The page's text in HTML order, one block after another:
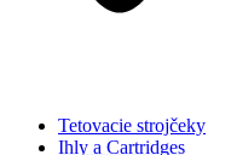
Tetovacie strojčeky
Ihly a Cartridges